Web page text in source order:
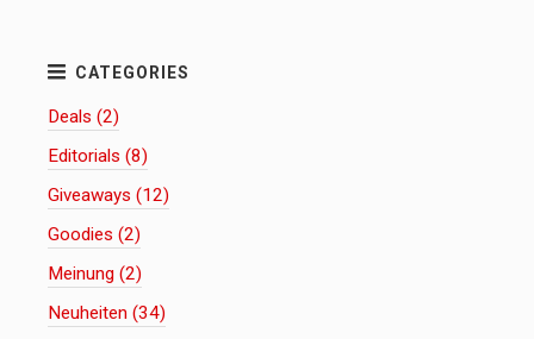
Deals (2)
Editorials (8)
Giveaways (12)
Goodies (2)
Meinung (2)
Neuheiten (34)